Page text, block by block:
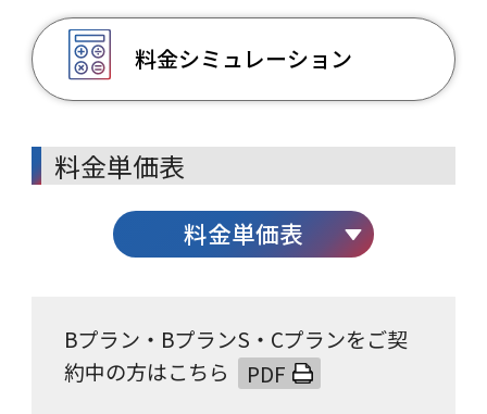
料金シミュレーション
料金単価表
料金単価表
Bプラン・BプランS・Cプランをご契
約中の方はこちら